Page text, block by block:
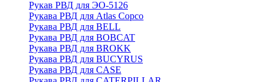
Рукав РВД для ЭО-5126
Рукава РВД для Atlas Copco
Рукава РВД для BELL
Рукава РВД для BOBCAT
Рукава РВД для BROKK
Рукава РВД для BUCYRUS
Рукава РВД для CASE